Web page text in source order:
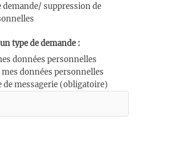
suppression de
type de demande :
données personnelles
données personnelles
de messagerie (obligatoire)